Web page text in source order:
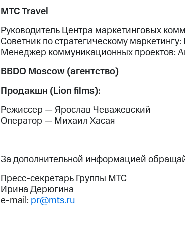
МТС Travel
Руководитель Центра маркетинговых
Советник по стратегическому
Менеджер коммуникационных проектов:
BBDO Moscow (агентство)
Продакшн (Lion films):
Режиссер — Ярослав Чеважевский
Оператор — Михаил Хасая
За дополнительной информацией
Пресс-секретарь Группы МТС
Ирина Дерюгина
e-mail: pr@mts.ru